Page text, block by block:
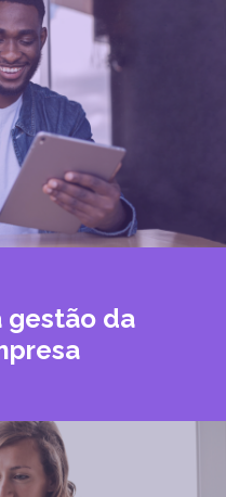
gestão da